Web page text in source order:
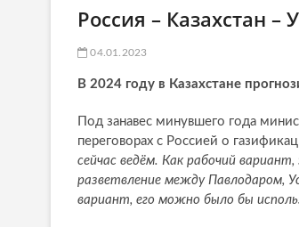
Россия – Казахстан –
04.01.2023
В 2024 году в Казахстане
Под занавес минувшего года
переговорах с Россией о
сейчас ведём. Как рабочий
разветвление между Павлодаром,
вариант, его можно было бы